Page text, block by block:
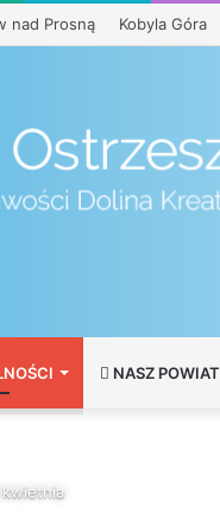
nad Prosną Kobyla Góra
NASZ POWIAT
kwietnia